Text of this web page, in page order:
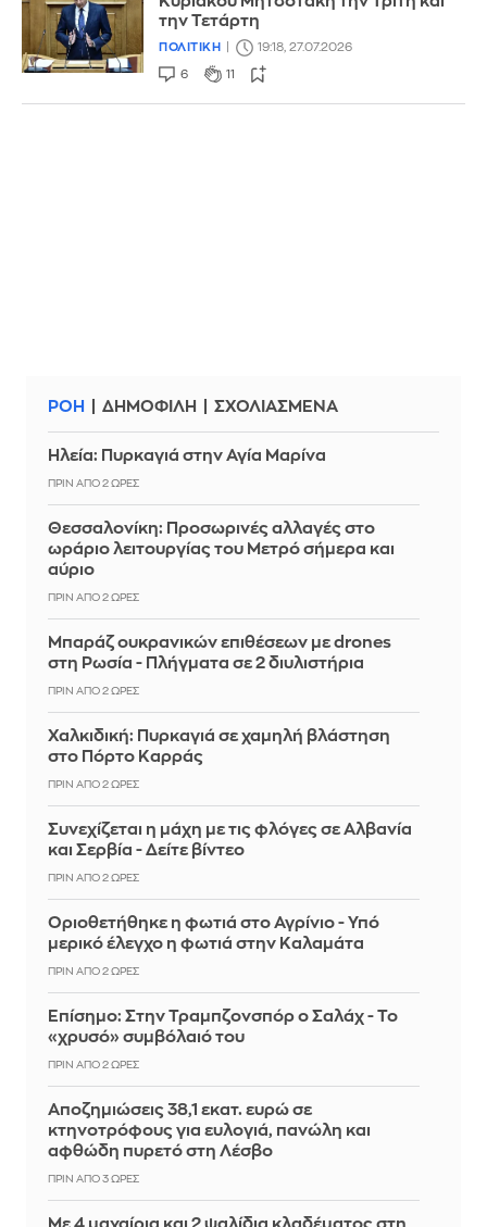
την Τετάρτη
ΠΟΛΙΤΙΚΗ 19:18, 27.07.2026
6 11
ΡΟΗ ΔΗΜΟΦΙΛΗ ΣΧΟΛΙΑΣΜΕΝΑ
Ηλεία: Πυρκαγιά στην Αγία Μαρίνα
ΠΡΙΝ ΑΠΌ 2 ΏΡΕΣ
Θεσσαλονίκη: Προσωρινές αλλαγές στο
ωράριο λειτουργίας του Μετρό σήμερα και
αύριο
ΠΡΙΝ ΑΠΌ 2 ΏΡΕΣ
Μπαράζ ουκρανικών επιθέσεων με drones
στη Ρωσία - Πλήγματα σε 2 διυλιστήρια
ΠΡΙΝ ΑΠΌ 2 ΏΡΕΣ
Χαλκιδική: Πυρκαγιά σε χαμηλή βλάστηση
στο Πόρτο Καρράς
ΠΡΙΝ ΑΠΌ 2 ΏΡΕΣ
Συνεχίζεται η μάχη με τις φλόγες σε Αλβανία
και Σερβία - Δείτε βίντεο
ΠΡΙΝ ΑΠΌ 2 ΏΡΕΣ
Οριοθετήθηκε η φωτιά στο Αγρίνιο - Υπό
μερικό έλεγχο η φωτιά στην Καλαμάτα
ΠΡΙΝ ΑΠΌ 2 ΏΡΕΣ
Επίσημο: Στην Τραμπζονσπόρ ο Σαλάχ - Το
«χρυσό» συμβόλαιό του
ΠΡΙΝ ΑΠΌ 2 ΏΡΕΣ
Αποζημιώσεις 38,1 εκατ. ευρώ σε
κτηνοτρόφους για ευλογιά, πανώλη και
αφθώδη πυρετό στη Λέσβο
ΠΡΙΝ ΑΠΌ 3 ΏΡΕΣ